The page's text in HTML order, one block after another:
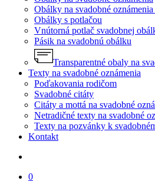
Obálky na svadobné
Obálky s potlačou
Vnútorná potlač svadobnej
Pásik na svadobnú obálku
Transparentné obaly na
Texty na svadobné oznámenia
Poďakovania rodičom
Svadobné citáty
Citáty a mottá na svadobné
Netradičné texty na svadobné
Texty na pozvánky k
Kontakt
0